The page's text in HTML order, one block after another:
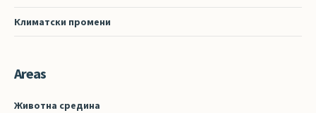
Климатски промени
Areas
Животна средина